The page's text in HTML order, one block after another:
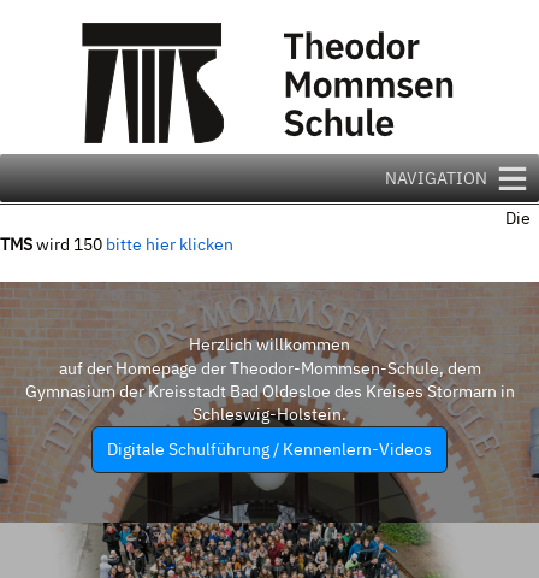
NAVIGATION
Die
TMSwird 150 bitte hier klicken
Herzlich willkommen
auf der Homepage der Theodor-Mommsen-Schule, dem
Gymnasium der Kreisstadt Bad Oldesloe des Kreises Stormarn in
Schleswig-Holstein.
Digitale Schulführung / Kennenlern-Videos